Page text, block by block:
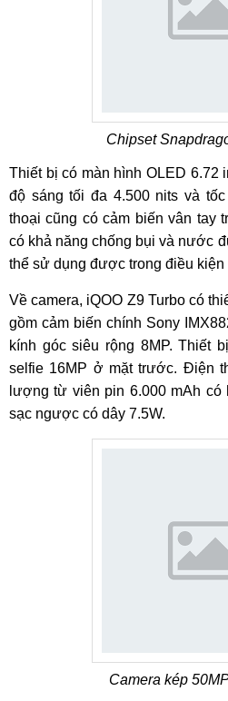
Chipset
Thiết bị có màn hình OLED 6.72
độ sáng tối đa 4.500 nits và
thoại cũng có cảm biến vân tay
có khả năng chống bụi và nước
thể sử dụng được trong điều kiện
Về camera, iQOO Z9 Turbo có
gồm cảm biến chính Sony
kính góc siêu rộng 8MP. Thiết
selfie 16MP ở mặt trước. Điện
lượng từ viên pin 6.000 mAh
sạc ngược có dây 7.5W.
Camera kép